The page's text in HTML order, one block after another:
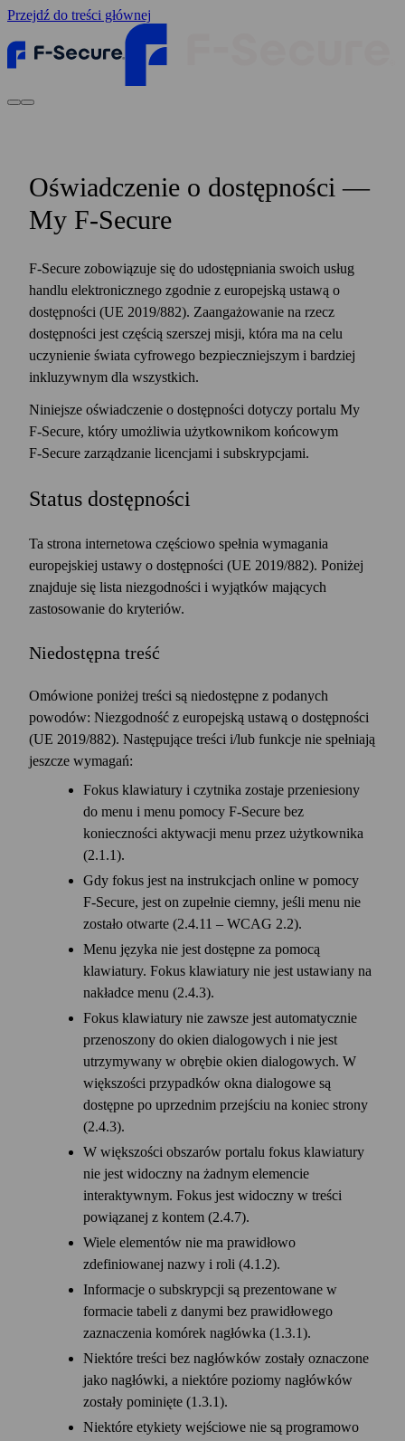
Przejdź do treści głównej
Oświadczenie o dostępności —
My F‑Secure
F‑Secure zobowiązuje się do udostępniania swoich usług
handlu elektronicznego zgodnie z europejską ustawą o
dostępności (UE 2019/882). Zaangażowanie na rzecz
dostępności jest częścią szerszej misji, która ma na celu
uczynienie świata cyfrowego bezpieczniejszym i bardziej
inkluzywnym dla wszystkich.
Niniejsze oświadczenie o dostępności dotyczy portalu My
F‑Secure, który umożliwia użytkownikom końcowym
F‑Secure zarządzanie licencjami i subskrypcjami.
Status dostępności
Ta strona internetowa częściowo spełnia wymagania
europejskiej ustawy o dostępności (UE 2019/882). Poniżej
znajduje się lista niezgodności i wyjątków mających
zastosowanie do kryteriów.
Niedostępna treść
Omówione poniżej treści są niedostępne z podanych
powodów: Niezgodność z europejską ustawą o dostępności
(UE 2019/882). Następujące treści i/lub funkcje nie spełniają
jeszcze wymagań:
Fokus klawiatury i czytnika zostaje przeniesiony
do menu i menu pomocy F‑Secure bez
konieczności aktywacji menu przez użytkownika
(2.1.1).
Gdy fokus jest na instrukcjach online w pomocy
F‑Secure, jest on zupełnie ciemny, jeśli menu nie
zostało otwarte (2.4.11 – WCAG 2.2).
Menu języka nie jest dostępne za pomocą
klawiatury. Fokus klawiatury nie jest ustawiany na
nakładce menu (2.4.3).
Fokus klawiatury nie zawsze jest automatycznie
przenoszony do okien dialogowych i nie jest
utrzymywany w obrębie okien dialogowych. W
większości przypadków okna dialogowe są
dostępne po uprzednim przejściu na koniec strony
(2.4.3).
W większości obszarów portalu fokus klawiatury
nie jest widoczny na żadnym elemencie
interaktywnym. Fokus jest widoczny w treści
powiązanej z kontem (2.4.7).
Wiele elementów nie ma prawidłowo
zdefiniowanej nazwy i roli (4.1.2).
Informacje o subskrypcji są prezentowane w
formacie tabeli z danymi bez prawidłowego
zaznaczenia komórek nagłówka (1.3.1).
Niektóre treści bez nagłówków zostały oznaczone
jako nagłówki, a niektóre poziomy nagłówków
zostały pominięte (1.3.1).
Niektóre etykiety wejściowe nie są programowo